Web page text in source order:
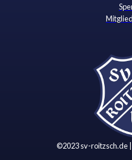
©2023 sv-roitzsch.de